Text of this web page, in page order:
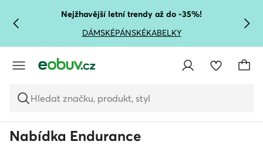
PŘEJÍT NA HLAVNÍ OBSAH
PŘEJÍT NA VYHLEDÁVÁNÍ
Nejžhavější letní trendy až do -35%!
DÁMSKÉPÁNSKÉKABELKY
Hledat značku, produkt, styl
Nabídka Endurance